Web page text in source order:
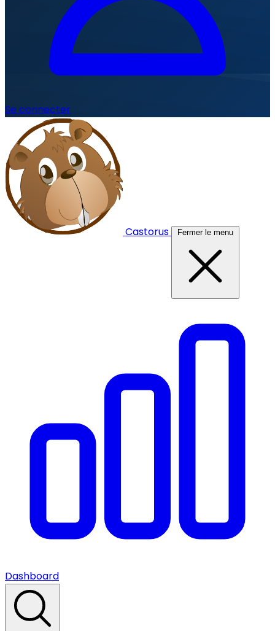
Se connecter
Castorus Fermer le menu
Dashboard